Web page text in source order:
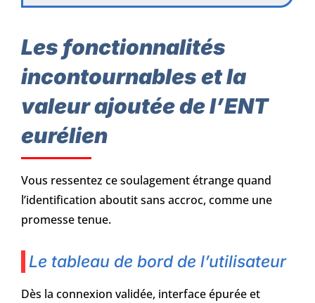
Les fonctionnalités
incontournables et la
valeur ajoutée de l’ENT
eurélien
Vous ressentez ce soulagement étrange quand
l’identification aboutit sans accroc, comme une
promesse tenue.
Le tableau de bord de l’utilisateur
Dès la connexion validée, interface épurée et